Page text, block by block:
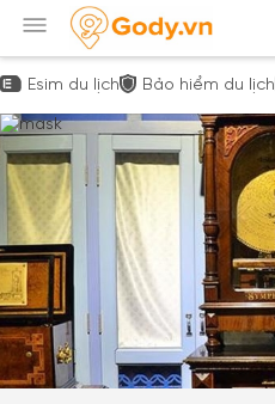
Esim du lịch Bảo hiểm du lịch